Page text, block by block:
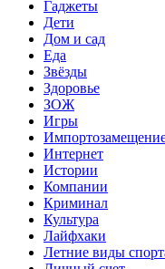
Гаджеты
Дети
Дом и сад
Еда
Звёзды
Здоровье
ЗОЖ
Игры
Интернет
Истории
Компании
Криминал
Культура
Лайфхаки
Летние виды